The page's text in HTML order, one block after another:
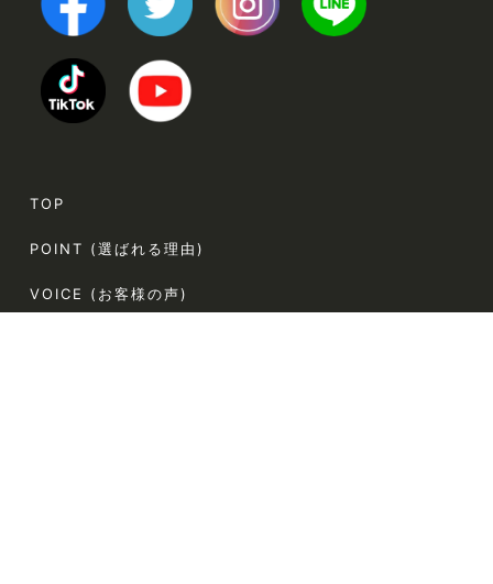
TOP
POINT (選ばれる理由)
VOICE (お客様の声)